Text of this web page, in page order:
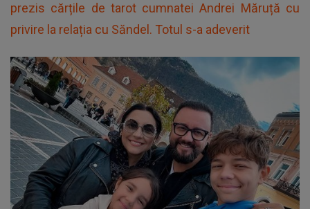
prezis cărțile de tarot cumnatei Andrei Măruță cu
privire la relația cu Săndel. Totul s-a adeverit